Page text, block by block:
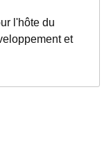
l'hôte du
et